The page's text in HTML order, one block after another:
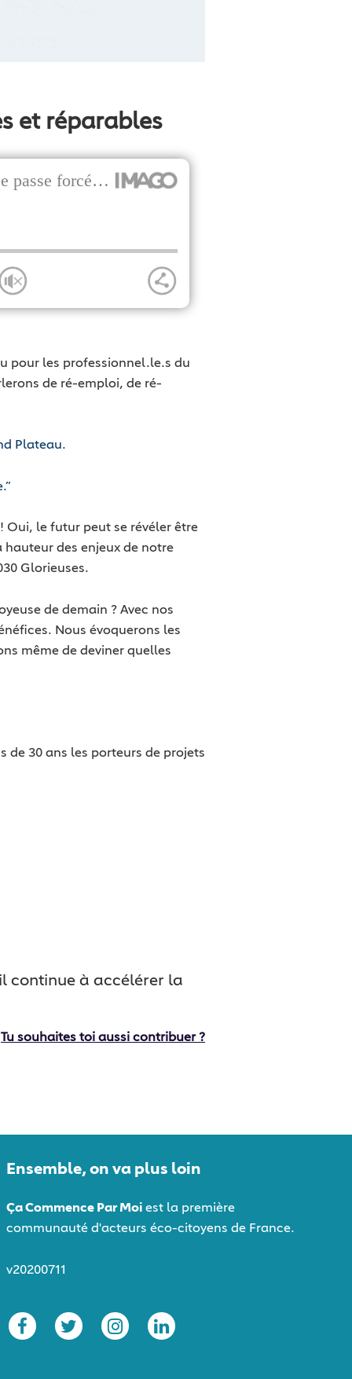
et réparables
pour les professionnel.le.s du
de ré-emploi, de ré-
Plateau.
Oui, le futur peut se révéler être
des enjeux de notre
Glorieuses.
de demain ? Avec nos
Nous évoquerons les
même de deviner quelles
de 30 ans les porteurs de projets
continue à accélérer la
Tu souhaites toi aussi contribuer ?
Ensemble, on va plus loin
Ça Commence Par Moiest la première
communauté d'acteurs éco-citoyens de France.
v20200711